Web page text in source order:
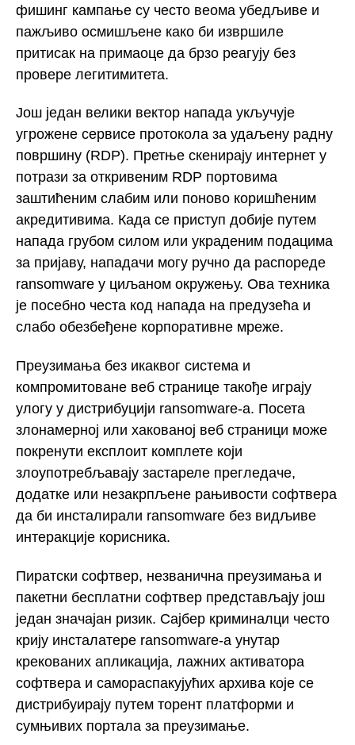
фишинг кампање су често веома убедљиве и
пажљиво осмишљене како би извршиле
притисак на примаоце да брзо реагују без
провере легитимитета.
Још један велики вектор напада укључује
угрожене сервисе протокола за удаљену радну
површину (RDP). Претње скенирају интернет у
потрази за откривеним RDP портовима
заштићеним слабим или поново коришћеним
акредитивима. Када се приступ добије путем
напада грубом силом или украденим подацима
за пријаву, нападачи могу ручно да распореде
ransomware у циљаном окружењу. Ова техника
је посебно честа код напада на предузећа и
слабо обезбеђене корпоративне мреже.
Преузимања без икаквог система и
компромитоване веб странице такође играју
улогу у дистрибуцији ransomware-а. Посета
злонамерној или хакованој веб страници може
покренути експлоит комплете који
злоупотребљавају застареле прегледаче,
додатке или незакрпљене рањивости софтвера
да би инсталирали ransomware без видљиве
интеракције корисника.
Пиратски софтвер, незванична преузимања и
пакетни бесплатни софтвер представљају још
један значајан ризик. Сајбер криминалци често
крију инсталатере ransomware-а унутар
крекованих апликација, лажних активатора
софтвера и самораспакујућих архива које се
дистрибуирају путем торент платформи и
сумњивих портала за преузимање.